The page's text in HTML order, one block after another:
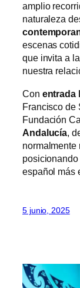
amplio
naturaleza
escenas
que invita a
nuestra
Con entrada
Francisco de
Fundación
Andalucía ,
normalmente
español más
5 junio, 2025